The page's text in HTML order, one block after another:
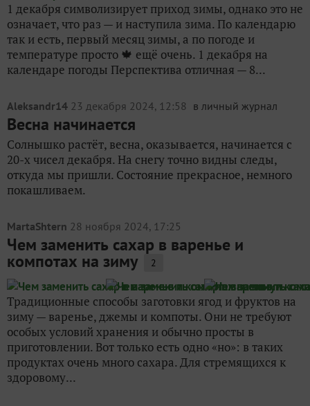
1 декабря символизирует приход зимы, однако это не
означает, что раз — и наступила зима. По календарю
так и есть, первый месяц зимы, а по погоде и
температуре просто 🍁 ещё очень. 1 декабря на
календаре погоды Перспектива отличная — 8...
Aleksandr14 23 декабря 2024, 12:58 в личный журнал
Весна начинается
Солнышко растёт, весна, оказывается, начинается с
20-х чисел декабря. На снегу точно видны следы,
откуда мы пришли. Состояние прекрасное, немного
покашливаем.
MartaShtern 28 ноября 2024, 17:25
Чем заменить сахар в варенье и
компотах на зиму 2
Традиционные способы заготовки ягод и фруктов на
зиму — варенье, джемы и компоты. Они не требуют
особых условий хранения и обычно просты в
приготовлении. Вот только есть одно «но»: в таких
продуктах очень много сахара. Для стремящихся к
здоровому...